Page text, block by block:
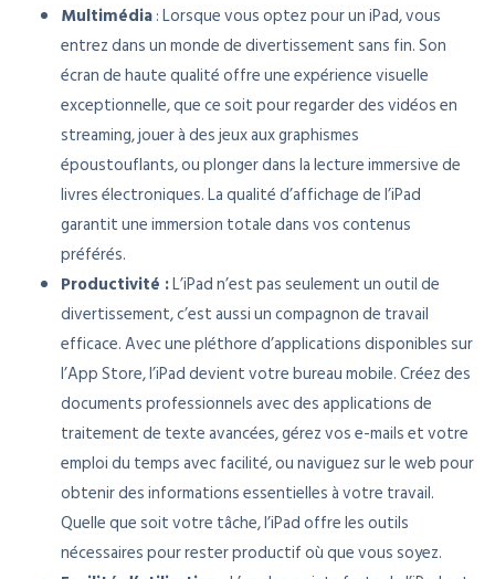
Multimédia: Lorsque vous optez pour un iPad, vous
entrez dans un monde de divertissement sans fin. Son
écran de haute qualité offre une expérience visuelle
exceptionnelle, que ce soit pour regarder des vidéos en
streaming, jouer à des jeux aux graphismes
époustouflants, ou plonger dans la lecture immersive de
livres électroniques. La qualité d’affichage de l’iPad
garantit une immersion totale dans vos contenus
préférés.
Productivité :L’iPad n’est pas seulement un outil de
divertissement, c’est aussi un compagnon de travail
efficace. Avec une pléthore d’applications disponibles sur
l’App Store, l’iPad devient votre bureau mobile. Créez des
documents professionnels avec des applications de
traitement de texte avancées, gérez vos e-mails et votre
emploi du temps avec facilité, ou naviguez sur le web pour
obtenir des informations essentielles à votre travail.
Quelle que soit votre tâche, l’iPad offre les outils
nécessaires pour rester productif où que vous soyez.